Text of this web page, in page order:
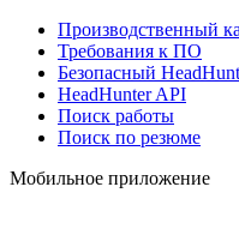
Производственный
Требования к ПО
Безопасный
HeadHunter API
Поиск работы
Поиск по резюме
Мобильное приложение